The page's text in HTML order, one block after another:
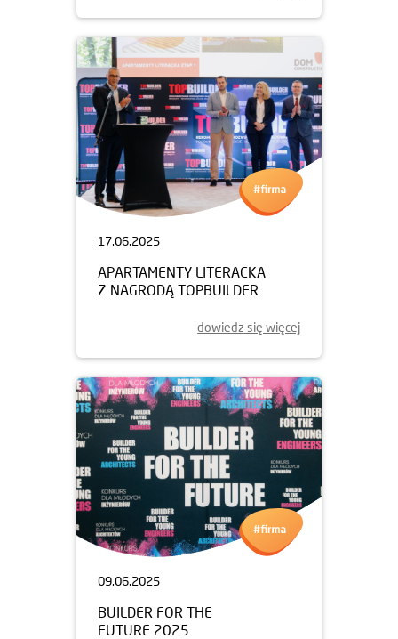
17.06.2025
APARTAMENTY LITERACKA
Z NAGRODĄ TOPBUILDER
dowiedz się więcej
09.06.2025
BUILDER FOR THE
FUTURE 2025